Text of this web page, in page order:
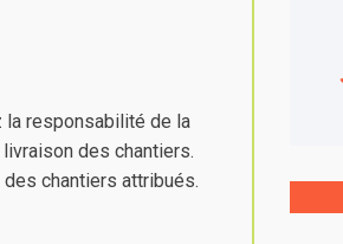
la responsabilité de la
livraison des chantiers.
chantiers attribués.